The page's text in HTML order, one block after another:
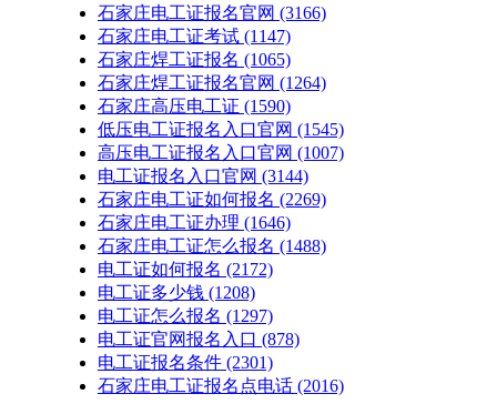
石家庄电工证报名官网 (3166)
石家庄电工证考试 (1147)
石家庄焊工证报名 (1065)
石家庄焊工证报名官网 (1264)
石家庄高压电工证 (1590)
低压电工证报名入口官网 (1545)
高压电工证报名入口官网 (1007)
电工证报名入口官网 (3144)
石家庄电工证如何报名 (2269)
石家庄电工证办理 (1646)
石家庄电工证怎么报名 (1488)
电工证如何报名 (2172)
电工证多少钱 (1208)
电工证怎么报名 (1297)
电工证官网报名入口 (878)
电工证报名条件 (2301)
石家庄电工证报名点电话 (2016)